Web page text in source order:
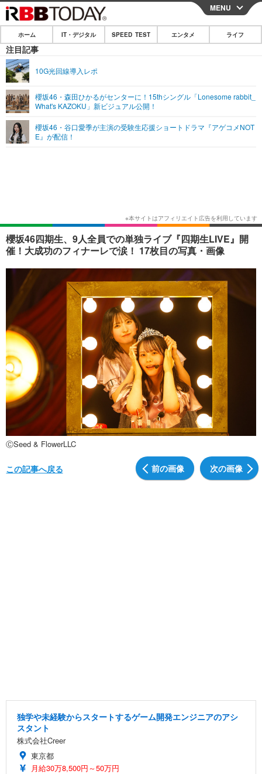
CLOSE
ホーム
IT・デジタル
ネタ
ショッピング その他
SPEED TEST
エンタメ
エンタメTOP
ショッピング その他
ライフ
MENU
ホーム IT・デジタル SPEED TEST エンタメ ライフ
注目記事
10G光回線導入レポ
櫻坂46・森田ひかるがセンターに！15thシングル「Lonesome rabbit_
What's KAZOKU」新ビジュアル公開！
櫻坂46・谷口愛季が主演の受験生応援ショートドラマ『アゲコメNOT
E』が配信！
櫻坂46四期生、9人全員での単独ライブ『四期生LIVE』開
催！大成功のフィナーレで涙！ 17枚目の写真・画像
ⒸSeed & FlowerLLC
前の画像 次の画像
この記事へ戻る
独学や未経験からスタートするゲーム開発エンジニアのアシ
スタント
株式会社Creer
東京都
月給30万8,500円～50万円